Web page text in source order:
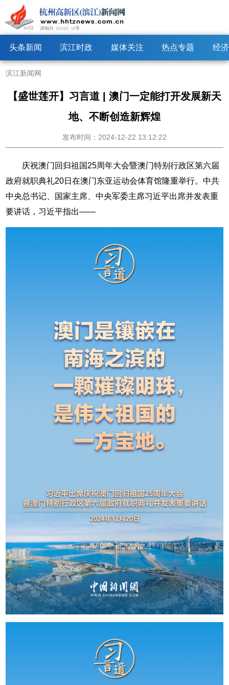
头条新闻 滨江时政 媒体关注 热点专题 经
滨江新闻网
【盛世莲开】习言道 | 澳门一定能打开发展新天
地、不断创造新辉煌
发布时间：2024-12-22 13:12:22
庆祝澳门回归祖国25周年大会暨澳门特别行政区第六届
政府就职典礼20日在澳门东亚运动会体育馆隆重举行。中共
中央总书记、国家主席、中央军委主席习近平出席并发表重
要讲话，习近平指出——